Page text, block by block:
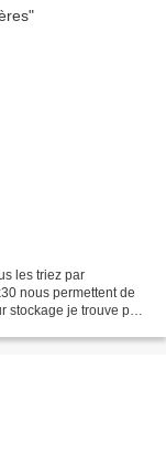
les triez par
nous permettent de
je trouve pas